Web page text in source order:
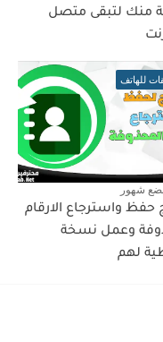
منك لتبقى متصل
للهاتف
شهور
حفظ واسترجاع الارقام
وعمل نسخة
لهم